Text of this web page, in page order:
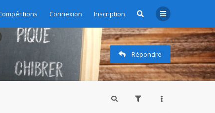
Connexion Inscription
Répondre